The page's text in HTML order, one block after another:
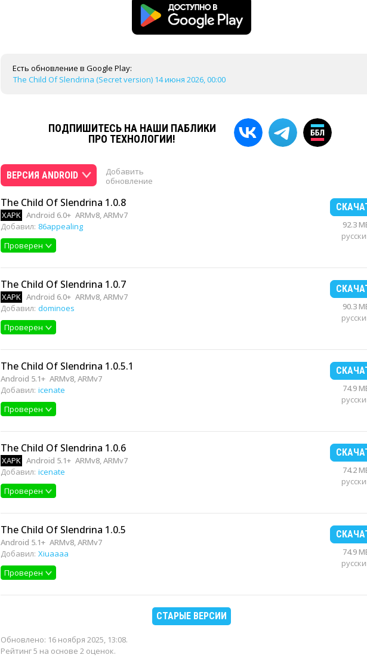
Есть обновление в Google Play:
The Child Of Slendrina (Secret version) 14 июня 2026, 00:00
ПОДПИШИТЕСЬ НА НАШИ ПАБЛИКИ
ПРО ТЕХНОЛОГИИ!
ВЕРСИЯ ANDROID
Добавить
обновление
The Child Of Slendrina 1.0.8
XAPK Android 6.0+ ARMv8, ARMv7
Добавил: 86appealing
Проверен
92.3
The Child Of Slendrina 1.0.7
XAPK Android 6.0+ ARMv8, ARMv7
Добавил: dominoes
Проверен
90.3
The Child Of Slendrina 1.0.5.1
Android 5.1+ ARMv8, ARMv7
Добавил: icenate
Проверен
74.9
The Child Of Slendrina 1.0.6
XAPK Android 5.1+ ARMv8, ARMv7
Добавил: icenate
Проверен
74.2
The Child Of Slendrina 1.0.5
Android 5.1+ ARMv8, ARMv7
Добавил: Xiuaaaa
Проверен
74.9
СТАРЫЕ ВЕРСИИ
Обновлено: 16 ноября 2025, 13:08.
Рейтинг 5 на основе 2 оценок.